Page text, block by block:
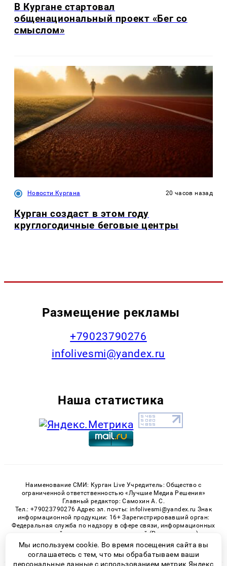
В Кургане стартовал
общенациональный проект «Бег со
смыслом»
Новости Кургана 20 часов назад
Курган создаст в этом году
круглогодичные беговые центры
Размещение рекламы
+79023790276
infolivesmi@yandex.ru
Наша статистика
Наименование СМИ: Курган Live Учредитель: Общество с
ограниченной ответственностью «Лучшие Медиа Решения»
Главный редактор: Самохин А. С.
Тел.: +79023790276 Адрес эл. почты: infolivesmi@yandex.ru Знак
информационной продукции: 16+ Зарегистрировавший орган:
Федеральная служба по надзору в сфере связи, информационных
технологий и массовых коммуникаций (Роскомнадзор)
Регистрационный номер СМИ ЭЛ № ФС 77 - 82535 от 21.01.2022
Мы используем cookie. Во время посещения сайта вы
соглашаетесь с тем, что мы обрабатываем ваши
персональные данные с использованием метрик Яндекс